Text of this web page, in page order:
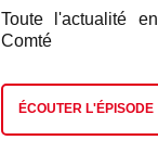
Toute l'actualité
Comté
ÉCOUTER L'ÉPISODE